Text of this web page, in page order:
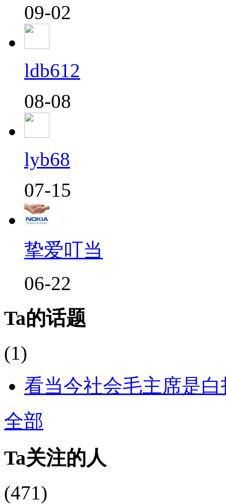
09-02
ldb612
08-08
lyb68
07-15
挚爱叮当
06-22
Ta的话题
(1)
看当今社会毛主席是白
全部
Ta关注的人
(471)